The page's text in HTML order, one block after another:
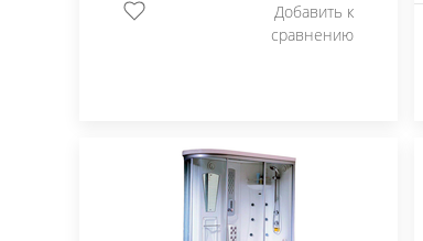
Добавить к
сравнению